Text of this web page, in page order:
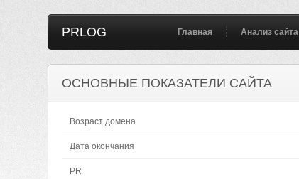
PRLOG Главная Анализ сайта
ОСНОВНЫЕ ПОКАЗАТЕЛИ САЙТА
Возраст домена
Дата окончания
PR